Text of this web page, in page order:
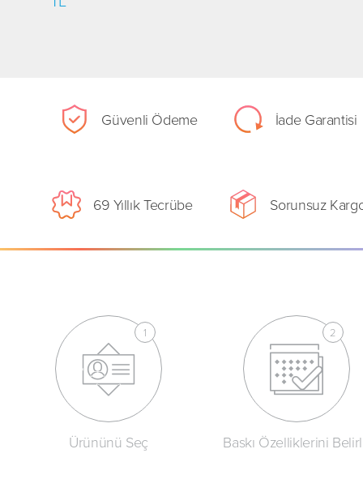
Güvenli Ödeme İade Garantisi
69 Yıllık Tecrübe Sorunsuz
Ürününü Seç Baskı Özelliklerini